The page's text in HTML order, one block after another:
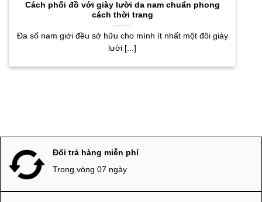
Cách phối đồ với giày lười da nam chuẩn phong
cách thời trang
Đa số nam giới đều sở hữu cho mình ít nhất một đôi giày
lười [...]
Đổi trả hàng miễn phí
Trong vòng 07 ngày